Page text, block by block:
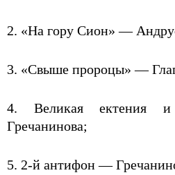
2. «На гору Сион» —
3. «Свыше пророцы» —
4. Великая
Гречанинова;
5. 2-й антифон —